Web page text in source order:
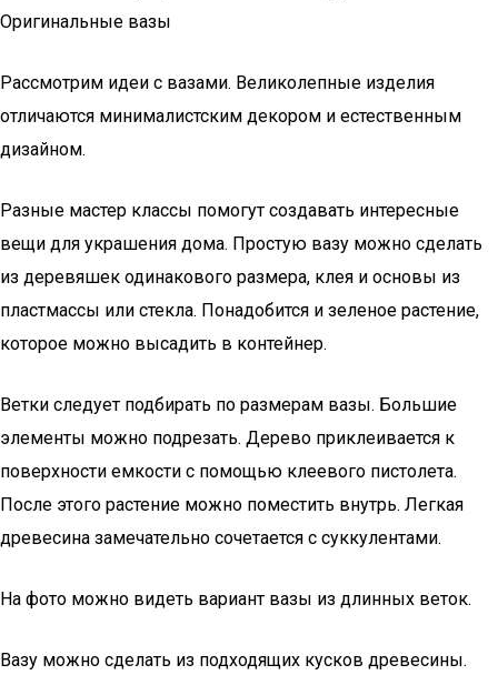
Оригинальные вазы
Рассмотрим идеи с вазами. Великолепные изделия
отличаются минималистским декором и естественным
дизайном.
Разные мастер классы помогут создавать интересные
вещи для украшения дома. Простую вазу можно сделать
из деревяшек одинакового размера, клея и основы из
пластмассы или стекла. Понадобится и зеленое растение,
которое можно высадить в контейнер.
Ветки следует подбирать по размерам вазы. Большие
элементы можно подрезать. Дерево приклеивается к
поверхности емкости с помощью клеевого пистолета.
После этого растение можно поместить внутрь. Легкая
древесина замечательно сочетается с суккулентами.
На фото можно видеть вариант вазы из длинных веток.
Вазу можно сделать из подходящих кусков древесины.